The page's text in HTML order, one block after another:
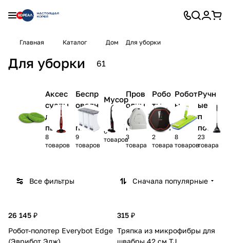
Главная Каталог Дом Для уборки
Для уборки 61
Аксес
суары
для
пылес
осов
8
товаров
Беспр
оводн
ые
пылес
осы
9
товаров
Мусор
ные
ведра
6
товаров
Пров
одны
е
пыле
сосы
3
товара
Робо
ты-
поло
теры
2
товара
Робот
ы-
пылес
осы
8
товаров
Ручн
ые
прис
посо
блен
ия
ки
23
товара
Все фильтры Сначала популярные
26 145 ₽
Робот-полотер Everybot Edge
(Эврибот Эдж)
315 ₽
Тряпка из микрофибры для
швабры 42 см TJ